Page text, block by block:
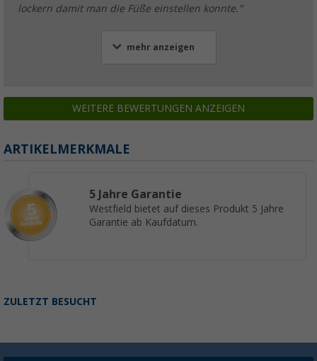
lockern damit man die Füße einstellen konnte."
mehr anzeigen
WEITERE BEWERTUNGEN ANZEIGEN
ARTIKELMERKMALE
5 Jahre Garantie
Westfield bietet auf dieses Produkt 5 Jahre
Garantie ab Kaufdatum.
ZULETZT BESUCHT